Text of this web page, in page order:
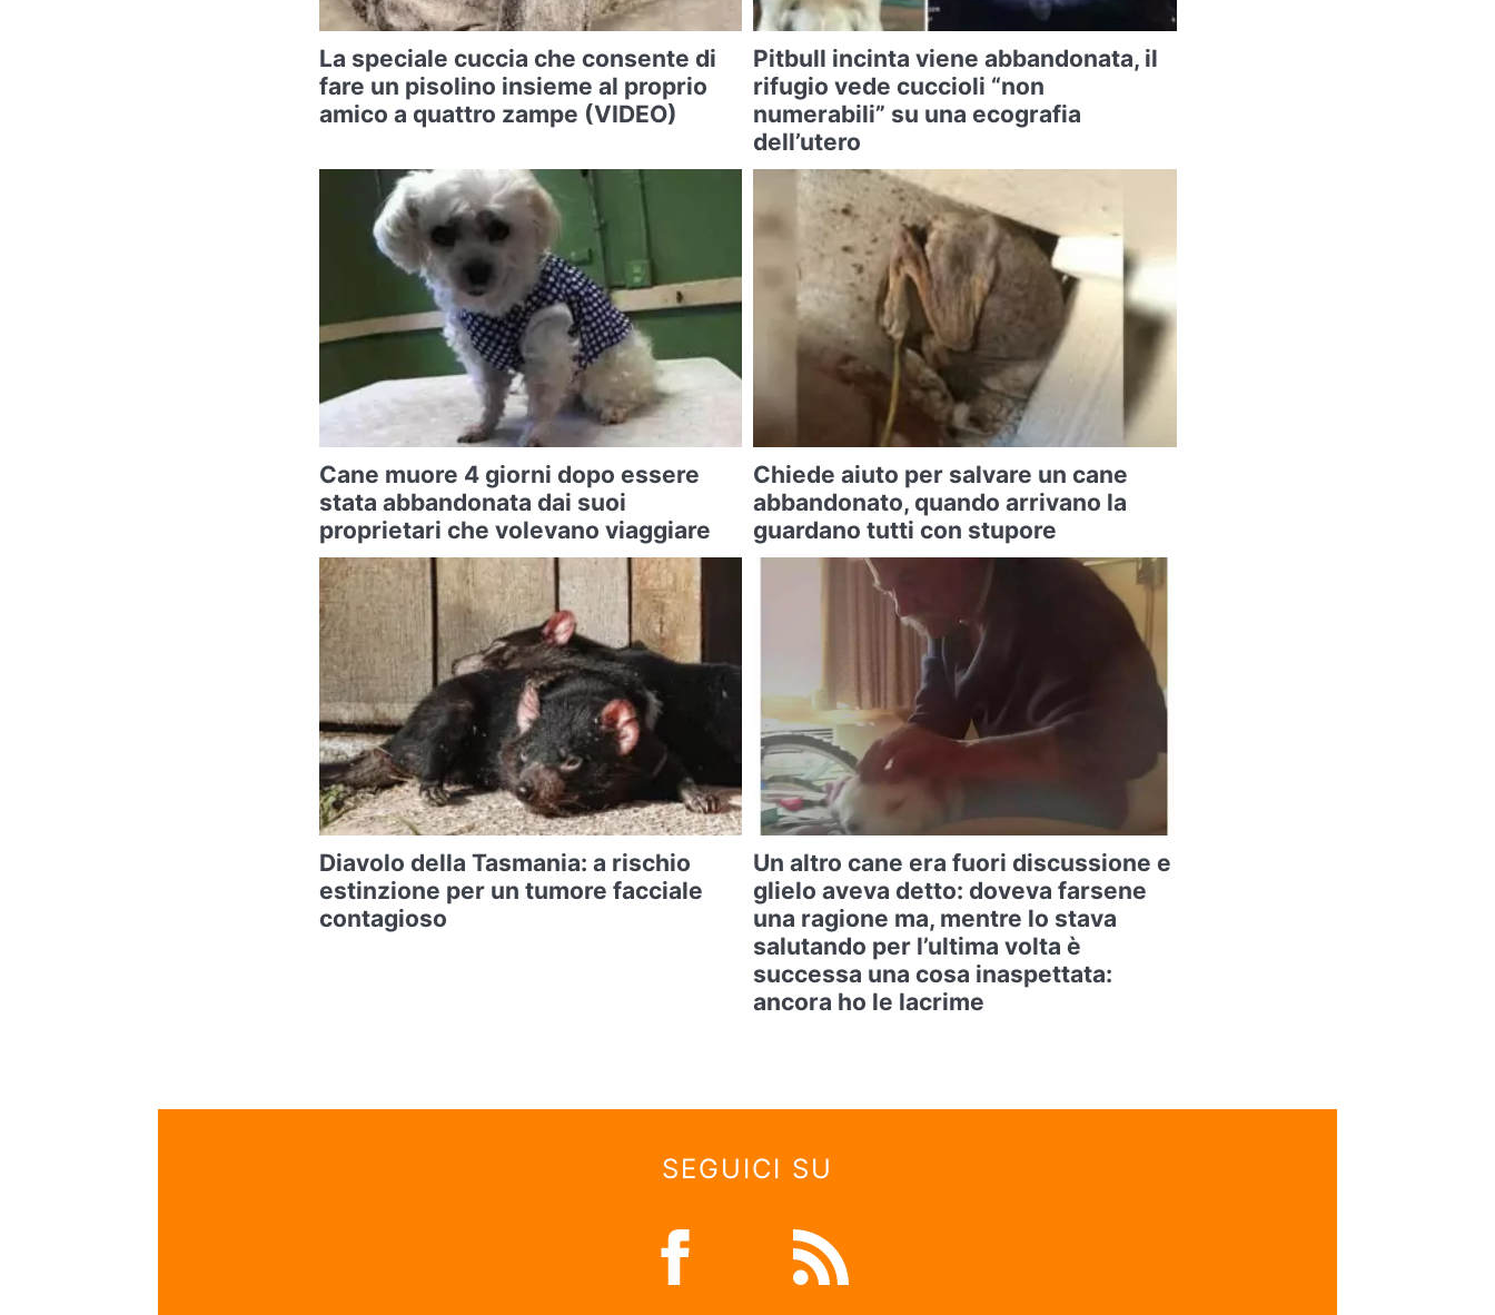
La speciale cuccia che consente di
fare un pisolino insieme al proprio
amico a quattro zampe (VIDEO)
Pitbull incinta viene abbandonata, il
rifugio vede cuccioli “non
numerabili” su una ecografia
dell’utero
Cane muore 4 giorni dopo essere
stata abbandonata dai suoi
proprietari che volevano viaggiare
Chiede aiuto per salvare un cane
abbandonato, quando arrivano la
guardano tutti con stupore
Diavolo della Tasmania: a rischio
estinzione per un tumore facciale
contagioso
Un altro cane era fuori discussione e
glielo aveva detto: doveva farsene
una ragione ma, mentre lo stava
salutando per l’ultima volta è
successa una cosa inaspettata:
ancora ho le lacrime
SEGUICI SU